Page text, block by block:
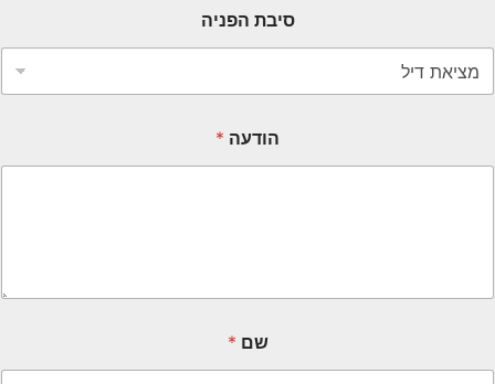
סיבת הפניה
הודעה *
שם *